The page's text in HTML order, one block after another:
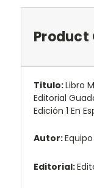
Product
Titulo:Libro
Editorial
Edición 1 En
Autor:
Editorial: